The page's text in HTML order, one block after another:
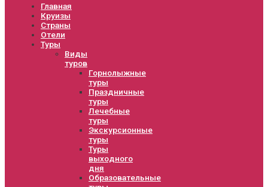
Главная
Круизы
Страны
Отели
Туры
Виды
туров
Горнолыжные
туры
Праздничные
туры
Лечебные
туры
Экскурсионные
туры
Туры
выходного
дня
Образовательные